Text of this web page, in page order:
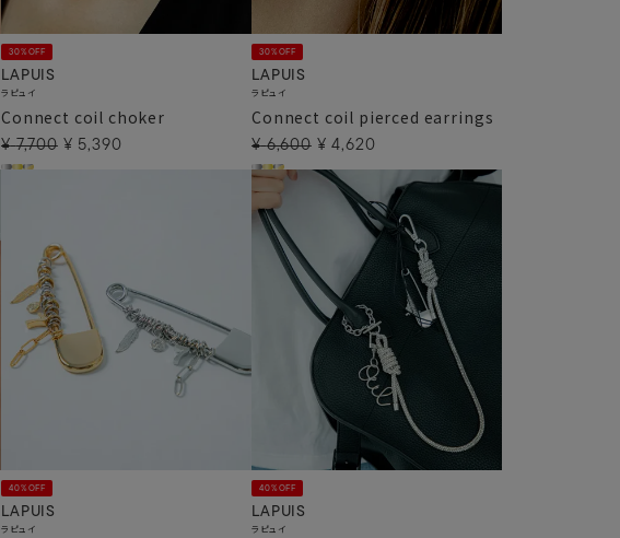
30%OFF
LAPUIS
ラピュイ
Connect coil choker
¥ 7,700 ¥ 5,390
30%OFF
LAPUIS
ラピュイ
Connect coil pierced earrings
¥ 6,600 ¥ 4,620
40%OFF
LAPUIS
ラピュイ
40%OFF
LAPUIS
ラピュイ